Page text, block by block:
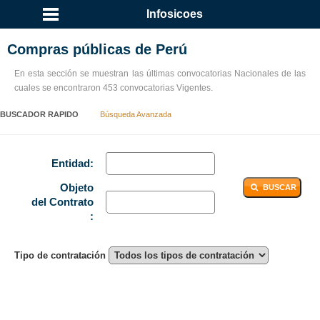
Infosicoes
Compras públicas de Perú
En esta sección se muestran las últimas convocatorias Nacionales de las
cuales se encontraron 453 convocatorias Vigentes.
BUSCADOR RAPIDO Búsqueda Avanzada
Entidad:
BUSCAR
Objeto
del Contrato
:
Tipo de contratación